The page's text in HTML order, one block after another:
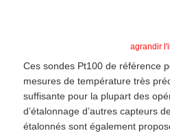
agrandir
Ces sondes Pt100 de référence
mesures de température très
suffisante pour la plupart des
d’étalonnage d’autres capteurs
étalonnés sont également